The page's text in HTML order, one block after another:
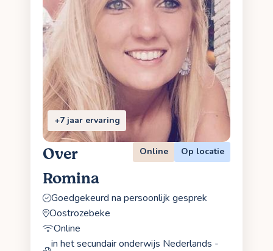
+7 jaar ervaring
Over
Romina
Online Op locatie
Goedgekeurd na persoonlijk gesprek
Oostrozebeke
Online
in het secundair onderwijs Nederlands -